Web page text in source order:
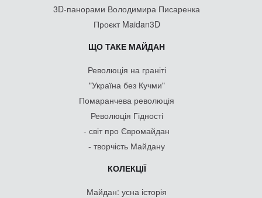
3D-панорами Володимира Писаренка
Проєкт Maidan3D
ЩО ТАКЕ МАЙДАН
Революція на граніті
"Україна без Кучми"
Помаранчева революція
Революція Гідності
- світ про Євромайдан
- творчість Майдану
КОЛЕКЦІЇ
Майдан: усна історія